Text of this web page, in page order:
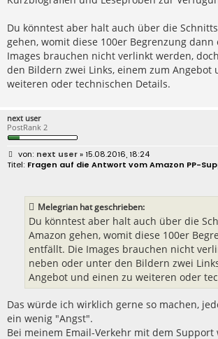
Du könntest aber halt auch über die
gehen, womit diese 100er Begrenzung dann
Images brauchen nicht verlinkt werden,
den Bildern zwei Links, einem zum Angebot
weiteren oder technischen Details.
next user
PostRank 2
B
e
next user» 15.08.2016, 18:24
Fragen auf die Antwort vom Amazon PP-
Melegrian hat geschrieben:
Du könntest aber halt auch über die
Amazon gehen, womit diese 100er
entfällt. Die Images brauchen nicht
neben oder unter den Bildern zwei
Angebot und einen zu weiteren oder
Das würde ich wirklich gerne so machen,
ein wenig "Angst".
Bei meinem Email-Verkehr mit dem